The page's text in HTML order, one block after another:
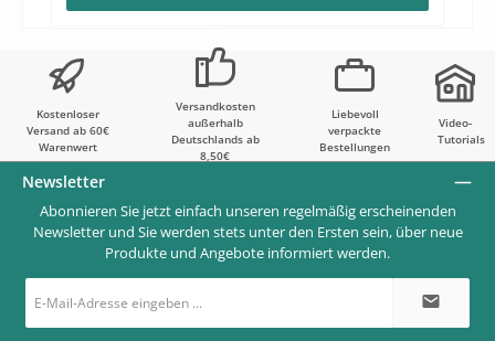
Kostenloser
Versand ab 60€
Warenwert
Versandkosten
außerhalb
Deutschlands ab
8,50€
Liebevoll
verpackte
Bestellungen
Video-
Tutorials
Newsletter
Abonnieren Sie jetzt einfach unseren regelmäßig erscheinenden
Newsletter und Sie werden stets unter den Ersten sein, über neue
Produkte und Angebote informiert werden.
E-
Mail-
*